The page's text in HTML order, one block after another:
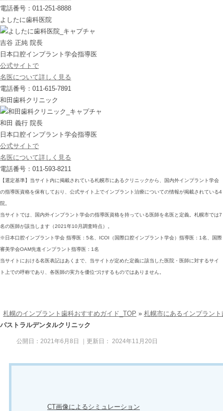
電話番号：011-251-8888
よしたに歯科医院
吉谷 正純 院長
日本口腔インプラント学会指導医
公式サイトで
名医について詳しく見る
電話番号：011-615-7891
和田歯科クリニック
和田 義行 院長
日本口腔インプラント学会指導医
公式サイトで
名医について詳しく見る
電話番号：011-593-8211
【選定基準】当サイト内に掲載されている札幌市にあるクリニックから、国内外インプラント学会
の指導医資格を保有しており、公式サイト上でインプラント治療についての情報が掲載されている4
院。
当サイトでは、国内外インプラント学会の指導医資格を持っている医師を名医と定義。札幌市では7
名の医師が該当します（2021年10月調査時点）。
※日本口腔インプラント学会 指導医：5名、ICOI（国際口腔インプラント学会）指導医：1名、国際
審美学会OAM先進インプラント指導医：1名
当サイトにおける名医表記はあくまで、当サイトが定めた定義に該当した医院・医師に対するサイ
ト上での呼称であり、各医師の実力を優位づけするものではありません。
札幌のインプラント歯科おすすめガイド_TOP » 札幌市にあるインプラン
パストラルデンタルクリニック
公開日： 2021年6月8日 ｜更新日： 2024年11月20日
CT画像によるシミュレーション